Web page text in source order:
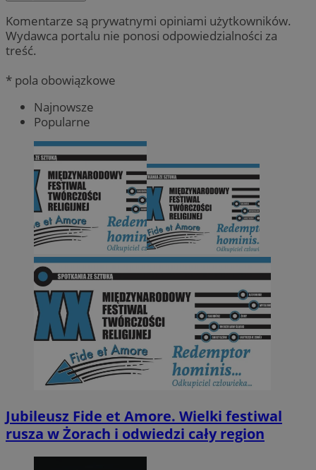
Komentarze są prywatnymi opiniami użytkowników.
Wydawca portalu nie ponosi odpowiedzialności za
treść.
* pola obowiązkowe
Najnowsze
Popularne
Jubileusz Fide et Amore. Wielki festiwal
rusza w Żorach i odwiedzi cały region